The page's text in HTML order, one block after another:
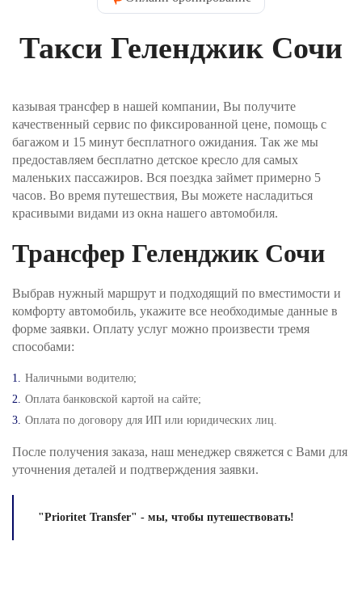
нужно указать контактные данные пассажира.
табличке при встрече, контактный телефон и Email.
На электронную почту вы получите
Шаг №3. Укажите, как вы хотите оплатить заказ и
нажимаете кнопку «Забронировать трансфер».
Оплата производится через интернет-эквайринг
АО "Т-БАНК" (© 2006–2025, АО «Т-Банк»,
официальный сайт https://www.tbank.ru/business/,
лицензия ЦБ РФ № 2673).
Шаг №4. После получения заявки, наш менеджер
свяжется с Вами для подверждения заказа и его
оплаты.
Такси Геленджик Сочи
казывая трансфер в нашей компании, Вы получите
качественный сервис по фиксированной цене, помощь с
багажом и 15 минут бесплатного ожидания. Так же мы
предоставляем бесплатно детское кресло для самых
маленьких пассажиров. Вся поездка займет примерно 5
часов. Во время путешествия, Вы можете насладиться
красивыми видами из окна нашего автомобиля.
Трансфер Геленджик Сочи
Выбрав нужный маршрут и подходящий по вместимости и
комфорту автомобиль, укажите все необходимые данные в
форме заявки. Оплату услуг можно произвести тремя
способами:
Наличными водителю;
Оплата банковской картой на сайте;
Оплата по договору для ИП или юридических лиц.
После получения заказа, наш менеджер свяжется с Вами для
уточнения деталей и подтверждения заявки.
"Prioritet Transfer" - мы, чтобы путешествовать!